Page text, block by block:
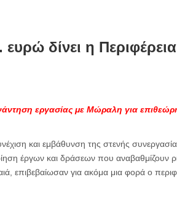
δίνει η
εργασίας με Μώραλη για
και εμβάθυνση της στενής
έργων και δράσεων που αναβαθμίζουν
επιβεβαίωσαν για ακόμα μια φορά ο